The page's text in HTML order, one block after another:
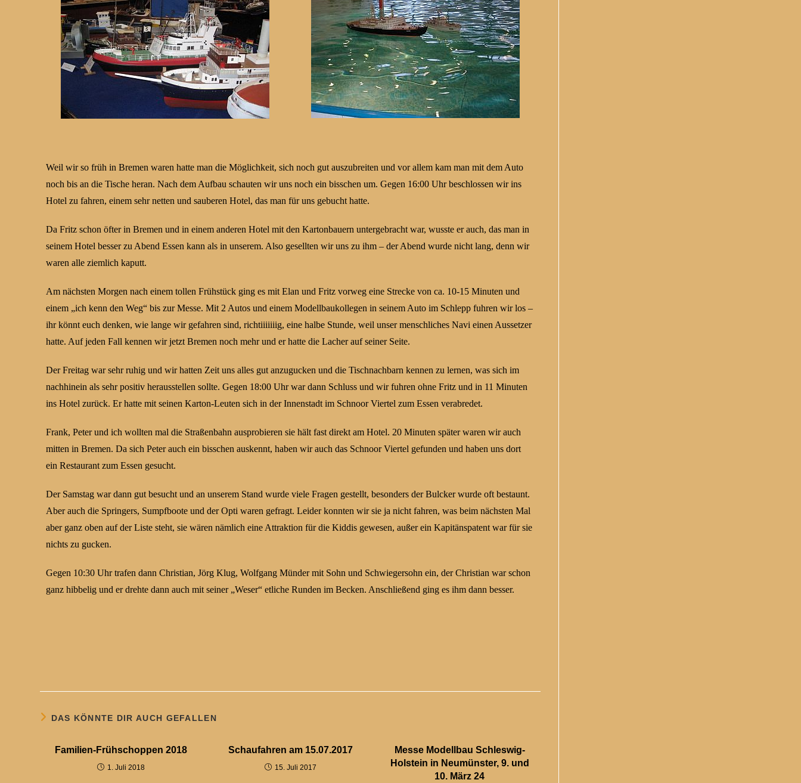
Weil wir so früh in Bremen waren hatte man die Möglichkeit, sich noch gut auszubreiten und vor allem kam man mit dem Auto
noch bis an die Tische heran. Nach dem Aufbau schauten wir uns noch ein bisschen um. Gegen 16:00 Uhr beschlossen wir ins
Hotel zu fahren, einem sehr netten und sauberen Hotel, das man für uns gebucht hatte.
Da Fritz schon öfter in Bremen und in einem anderen Hotel mit den Kartonbauern untergebracht war, wusste er auch, das man in
seinem Hotel besser zu Abend Essen kann als in unserem. Also gesellten wir uns zu ihm – der Abend wurde nicht lang, denn wir
waren alle ziemlich kaputt.
Am nächsten Morgen nach einem tollen Frühstück ging es mit Elan und Fritz vorweg eine Strecke von ca. 10-15 Minuten und
einem „ich kenn den Weg“ bis zur Messe. Mit 2 Autos und einem Modellbaukollegen in seinem Auto im Schlepp fuhren wir los –
ihr könnt euch denken, wie lange wir gefahren sind, richtiiiiiiig, eine halbe Stunde, weil unser menschliches Navi einen Aussetzer
hatte. Auf jeden Fall kennen wir jetzt Bremen noch mehr und er hatte die Lacher auf seiner Seite.
Der Freitag war sehr ruhig und wir hatten Zeit uns alles gut anzugucken und die Tischnachbarn kennen zu lernen, was sich im
nachhinein als sehr positiv herausstellen sollte. Gegen 18:00 Uhr war dann Schluss und wir fuhren ohne Fritz und in 11 Minuten
ins Hotel zurück. Er hatte mit seinen Karton-Leuten sich in der Innenstadt im Schnoor Viertel zum Essen verabredet.
Frank, Peter und ich wollten mal die Straßenbahn ausprobieren sie hält fast direkt am Hotel. 20 Minuten später waren wir auch
mitten in Bremen. Da sich Peter auch ein bisschen auskennt, haben wir auch das Schnoor Viertel gefunden und haben uns dort
ein Restaurant zum Essen gesucht.
Der Samstag war dann gut besucht und an unserem Stand wurde viele Fragen gestellt, besonders der Bulcker wurde oft bestaunt.
Aber auch die Springers, Sumpfboote und der Opti waren gefragt. Leider konnten wir sie ja nicht fahren, was beim nächsten Mal
aber ganz oben auf der Liste steht, sie wären nämlich eine Attraktion für die Kiddis gewesen, außer ein Kapitänspatent war für sie
nichts zu gucken.
Gegen 10:30 Uhr trafen dann Christian, Jörg Klug, Wolfgang Münder mit Sohn und Schwiegersohn ein, der Christian war schon
ganz hibbelig und er drehte dann auch mit seiner „Weser“ etliche Runden im Becken. Anschließend ging es ihm dann besser.
DAS KÖNNTE DIR AUCH GEFALLEN
Familien-Frühschoppen 2018
1. Juli 2018
Schaufahren am 15.07.2017
15. Juli 2017
Messe Modellbau Schleswig-
Holstein in Neumünster, 9. und
10. März 24